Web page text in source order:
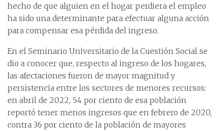
hecho de que alguien en el hogar perdiera el empleo
ha sido una determinante para efectuar alguna acción
para compensar esa pérdida del ingreso.
En el Seminario Universitario de la Cuestión Social se
dio a conocer que, respecto al ingreso de los hogares,
las afectaciones fueron de mayor magnitud y
persistencia entre los sectores de menores recursos:
en abril de 2022, 54 por ciento de esa población
reportó tener menos ingresos que en febrero de 2020,
contra 36 por ciento de la población de mayores